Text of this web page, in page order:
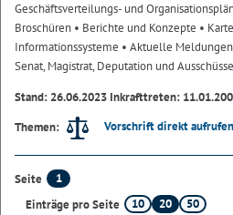
Geschäftsverteilungs- und
Broschüren • Berichte und Konzepte •
Informationssysteme • Aktuelle
Senat, Magistrat, Deputation und Ausschüsse
Stand: 26.06.2023 Inkrafttreten:
Themen:
Vorschrift direkt aufrufen
Seite
1
Einträge pro Seite
10 20 50